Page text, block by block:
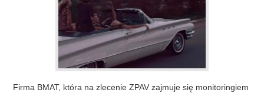
Firma BMAT, która na zlecenie ZPAV zajmuje się monitoringiem